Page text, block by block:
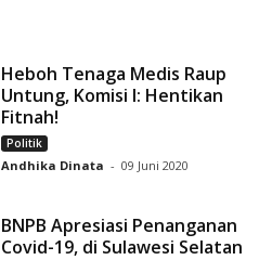
Heboh Tenaga Medis Raup
Untung, Komisi I: Hentikan
Fitnah!
Politik
Andhika Dinata - 09 Juni 2020
BNPB Apresiasi Penanganan
Covid-19, di Sulawesi Selatan